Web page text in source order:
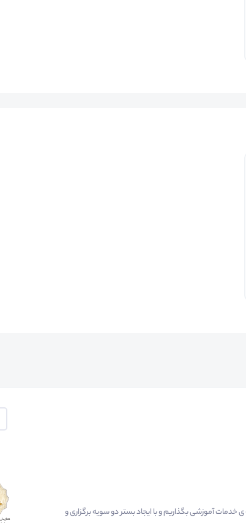
عرصه ی خدمات آموزشی بگذاریم و با ایجاد بستر دو سویه برگزاری و